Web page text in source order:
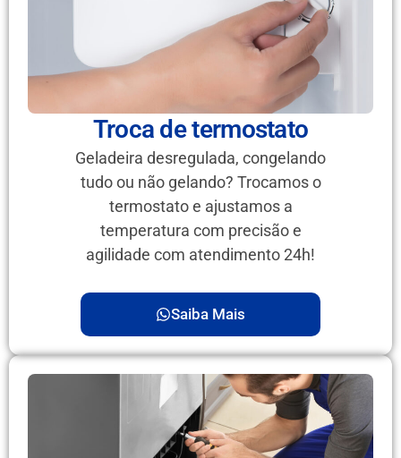
Troca de termostato
Geladeira desregulada, congelando
tudo ou não gelando? Trocamos o
termostato e ajustamos a
temperatura com precisão e
agilidade com atendimento 24h!
Saiba Mais